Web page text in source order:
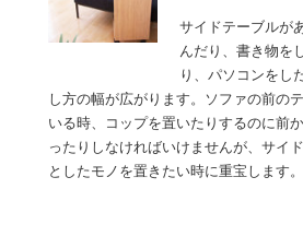
サイドテーブルが
んだり、書き物を
り、パソコンをし
し方の幅が広がります。ソファの前の
いる時、コップを置いたりするのに前
ったりしなければいけませんが、サイ
としたモノを置きたい時に重宝しま